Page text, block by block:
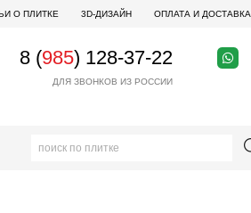
О ПЛИТКЕ 3D-ДИЗАЙН ОПЛАТА И ДОСТАВКА
8 (985) 128-37-22
ДЛЯ ЗВОНКОВ ИЗ РОССИИ